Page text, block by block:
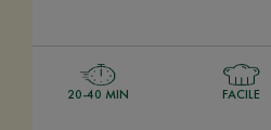
20-40 MIN FACILE